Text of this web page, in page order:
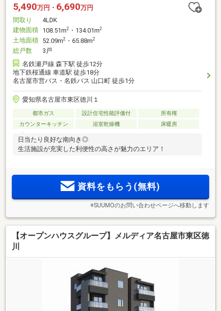
5,490万円・ 6,690万円
間取り
4LDK
建物面積 108.51m2 ・134.01m2
土地面積 52.09m2 ・65.88m2
総戸数
3戸
名鉄瀬戸線 森下駅 徒歩12分
地下鉄桜通線 車道駅 徒歩18分
名古屋市営バス・名鉄バス 山口町 徒歩1分
愛知県名古屋市東区徳川１
都市ガス 設計住宅性能評価付
所有権
カウンターキッチン
浴室乾燥機 床暖房
日当たり良好な南向き◎
生活施設が充実した利便性の高さが魅力のエリア！
資料をもらう(無料)
※SUUMOのお問い合わせページへ移動します
【オープンハウスグループ】メルディア名古屋市東区徳
川